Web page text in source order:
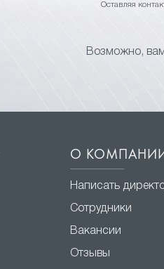
Оставляя
Возможно,
О
Написать
Сотрудники
Вакансии
Отзывы